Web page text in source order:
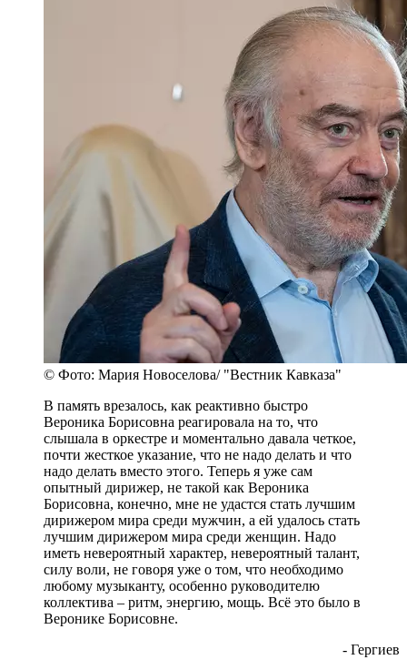
© Фото: Мария Новоселова/ "Вестник Кавказа"
В память врезалось, как реактивно быстро
Вероника Борисовна реагировала на то, что
слышала в оркестре и моментально давала четкое,
почти жесткое указание, что не надо делать и что
надо делать вместо этого. Теперь я уже сам
опытный дирижер, не такой как Вероника
Борисовна, конечно, мне не удастся стать лучшим
дирижером мира среди мужчин, а ей удалось стать
лучшим дирижером мира среди женщин. Надо
иметь невероятный характер, невероятный талант,
силу воли, не говоря уже о том, что необходимо
любому музыканту, особенно руководителю
коллектива – ритм, энергию, мощь. Всё это было в
Веронике Борисовне.
- Гергиев